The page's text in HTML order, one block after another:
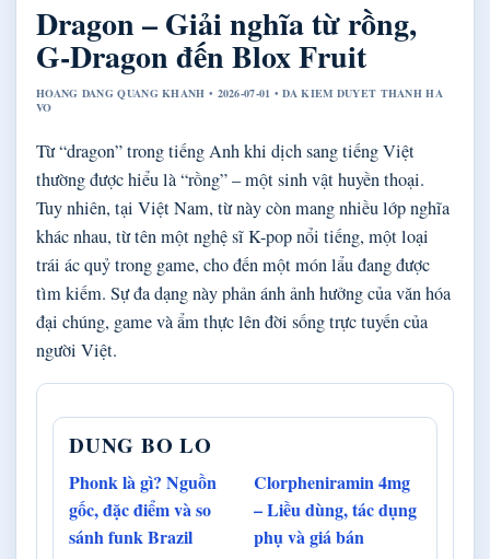
Dragon – Giải nghĩa từ rồng,
G-Dragon đến Blox Fruit
HOANG DANG QUANG KHANH • 2026-07-01 • DA KIEM DUYET THANH HA
VO
Từ “dragon” trong tiếng Anh khi dịch sang tiếng Việt
thường được hiểu là “rồng” – một sinh vật huyền thoại.
Tuy nhiên, tại Việt Nam, từ này còn mang nhiều lớp nghĩa
khác nhau, từ tên một nghệ sĩ K-pop nổi tiếng, một loại
trái ác quỷ trong game, cho đến một món lẩu đang được
tìm kiếm. Sự đa dạng này phản ánh ảnh hưởng của văn hóa
đại chúng, game và ẩm thực lên đời sống trực tuyến của
người Việt.
DUNG BO LO
Phonk là gì? Nguồn
gốc, đặc điểm và so
sánh funk Brazil
Clorpheniramin 4mg
– Liều dùng, tác dụng
phụ và giá bán